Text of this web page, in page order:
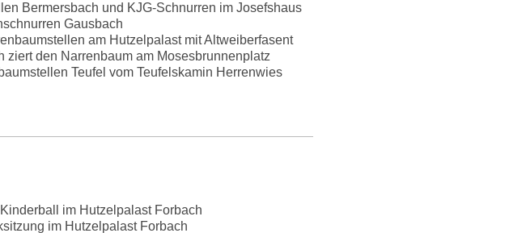
Bermersbach und KJG-Schnurren im Josefshaus
Gausbach
am Hutzelpalast mit Altweiberfasent
ziert den Narrenbaum am Mosesbrunnenplatz
Teufel vom Teufelskamin Herrenwies
im Hutzelpalast Forbach
im Hutzelpalast Forbach